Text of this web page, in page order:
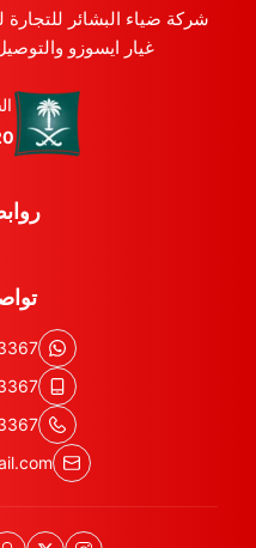
شركة ضياء البشائر
غيار ايسوزو